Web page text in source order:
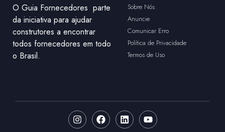
O Guia Fornecedores parte
da iniciativa para ajudar
construtores a encontrar
todos fornecedores em todo
o Brasil.
Sobre Nós
Anuncie
Comunicar Erro
Política de Privacidade
Termos de Uso